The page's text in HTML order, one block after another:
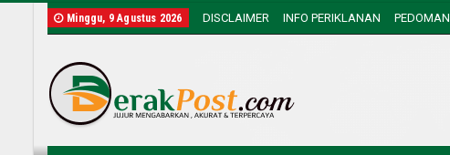
Minggu, 9 Agustus 2026 DISCLAIMER INFO PERIKLANAN PEDOMAN